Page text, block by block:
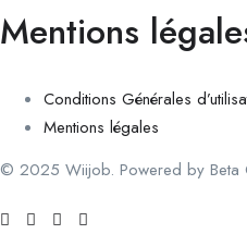
Mentions
Conditions Générales
Mentions légales
© 2025 Wiijob. Powered by Beta